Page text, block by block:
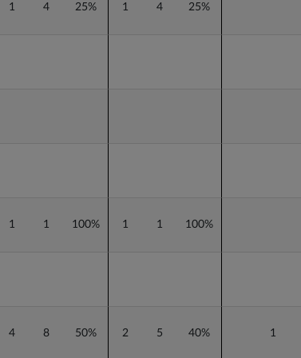
1 4 25% 1 4 25%
1 1 100% 1 1 100%
4 8 50% 2 5 40% 1